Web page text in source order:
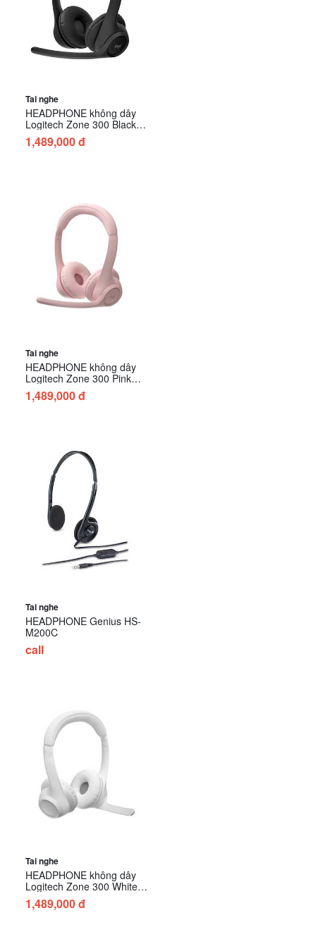
Tai nghe
HEADPHONE không dây
Logitech Zone 300 Black
(981-001408)
1,489,000 đ
Tai nghe
HEADPHONE không dây
Logitech Zone 300 Pink
(981-001413)
1,489,000 đ
Tai nghe
HEADPHONE Genius HS-
M200C
call
Tai nghe
HEADPHONE không dây
Logitech Zone 300 White
(981-001418)
1,489,000 đ